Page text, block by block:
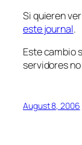
Si quieren
este journal.
Este cambio
servidores
August 8, 2006